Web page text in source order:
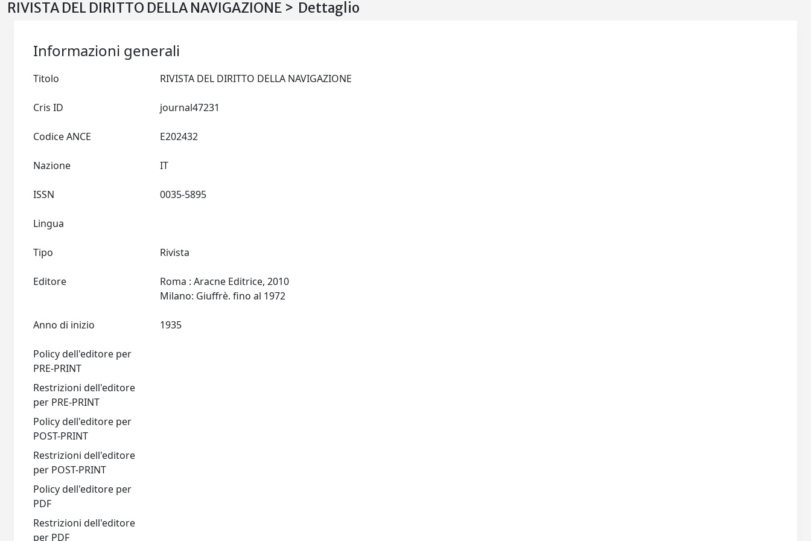
RIVISTA DEL DIRITTO DELLA NAVIGAZIONE > Dettaglio
Informazioni generali
Titolo
Cris ID
Codice ANCE
Nazione
ISSN
Lingua
Tipo Rivista
Editore
Roma : Aracne Editrice, 2010
Anno di inizio
Policy dell'editore per
PRE-PRINT
Restrizioni dell'editore
per PRE-PRINT
Policy dell'editore per
POST-PRINT
Restrizioni dell'editore
per POST-PRINT
Policy dell'editore per
PDF
Restrizioni dell'editore
per PDF